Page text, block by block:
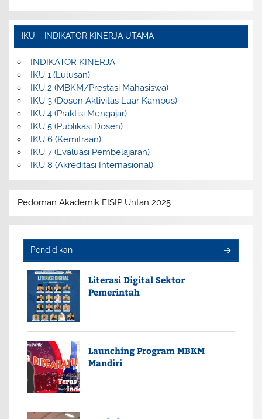
IKU – INDIKATOR KINERJA UTAMA
INDIKATOR KINERJA
IKU 1 (Lulusan)
IKU 2 (MBKM/Prestasi Mahasiswa)
IKU 3 (Dosen Aktivitas Luar Kampus)
IKU 4 (Praktisi Mengajar)
IKU 5 (Publikasi Dosen)
IKU 6 (Kemitraan)
IKU 7 (Evaluasi Pembelajaran)
IKU 8 (Akreditasi Internasional)
Pedoman Akademik FISIP Untan 2025
Pendidikan
Literasi Digital Sektor
Pemerintah
Launching Program MBKM
Mandiri